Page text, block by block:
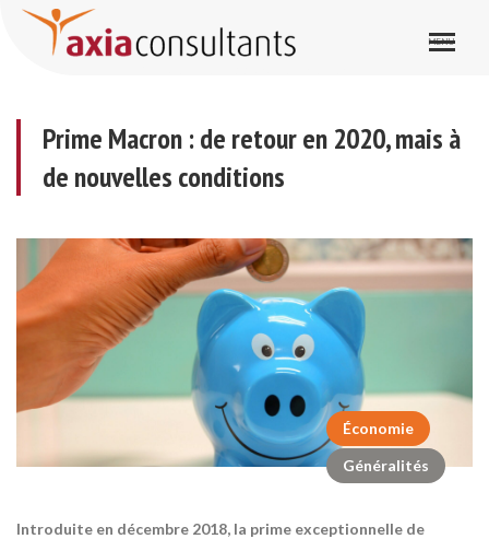
Prime Macron : de retour en 2020, mais à
de nouvelles conditions
Économie
Généralités
Introduite en décembre 2018, la prime exceptionnelle de